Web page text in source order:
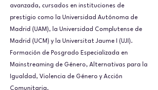
avanzada, cursados en instituciones de
prestigio como la Universidad Autónoma de
Madrid (UAM), la Universidad Complutense de
Madrid (UCM) y la Universitat Jaume I (UJI).
Formación de Posgrado Especializada en
Mainstreaming de Género, Alternativas para la
Igualdad, Violencia de Género y Acción
Comunitaria.